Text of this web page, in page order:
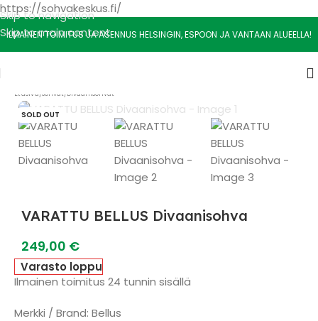
https://sohvakeskus.fi/
Skip to navigation
Skip to main content
ILMAINEN TOIMITUS JA ASENNUS HELSINGIN, ESPOON JA VANTAAN ALUEELLA!
Etusivu/Sohvat/ Divaanisohvat
SOLD OUT
VARATTU BELLUS Divaanisohva
249,00 €
Varasto loppu
Ilmainen toimitus 24 tunnin sisällä
Merkki / Brand: Bellus